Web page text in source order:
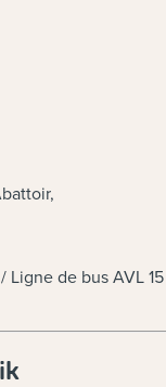
Ligne de bus AVL